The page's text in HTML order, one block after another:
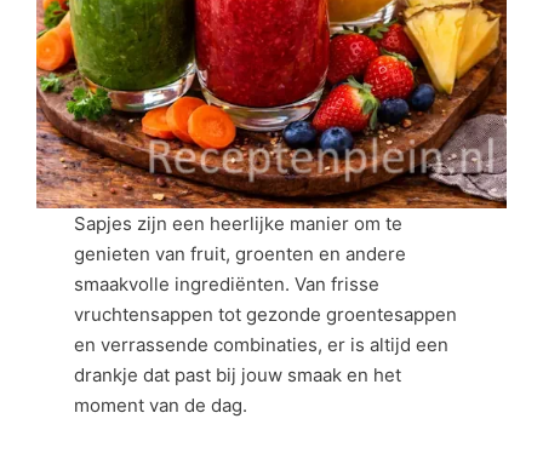
Sapjes zijn een heerlijke manier om te
genieten van fruit, groenten en andere
smaakvolle ingrediënten. Van frisse
vruchtensappen tot gezonde groentesappen
en verrassende combinaties, er is altijd een
drankje dat past bij jouw smaak en het
moment van de dag.